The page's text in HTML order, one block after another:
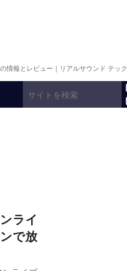
情報とレビュー｜リアルサウンド テック
ライ
で放